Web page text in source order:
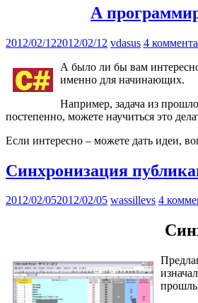
А
2012/02/122012/02/12 vdasus 4
А было ли бы вам
именно для начинающих.
Например, задача из
постепенно, можете научиться это
Если интересно – можете дать идеи,
Синхронизация
2012/02/052012/02/05 wassillevs 4